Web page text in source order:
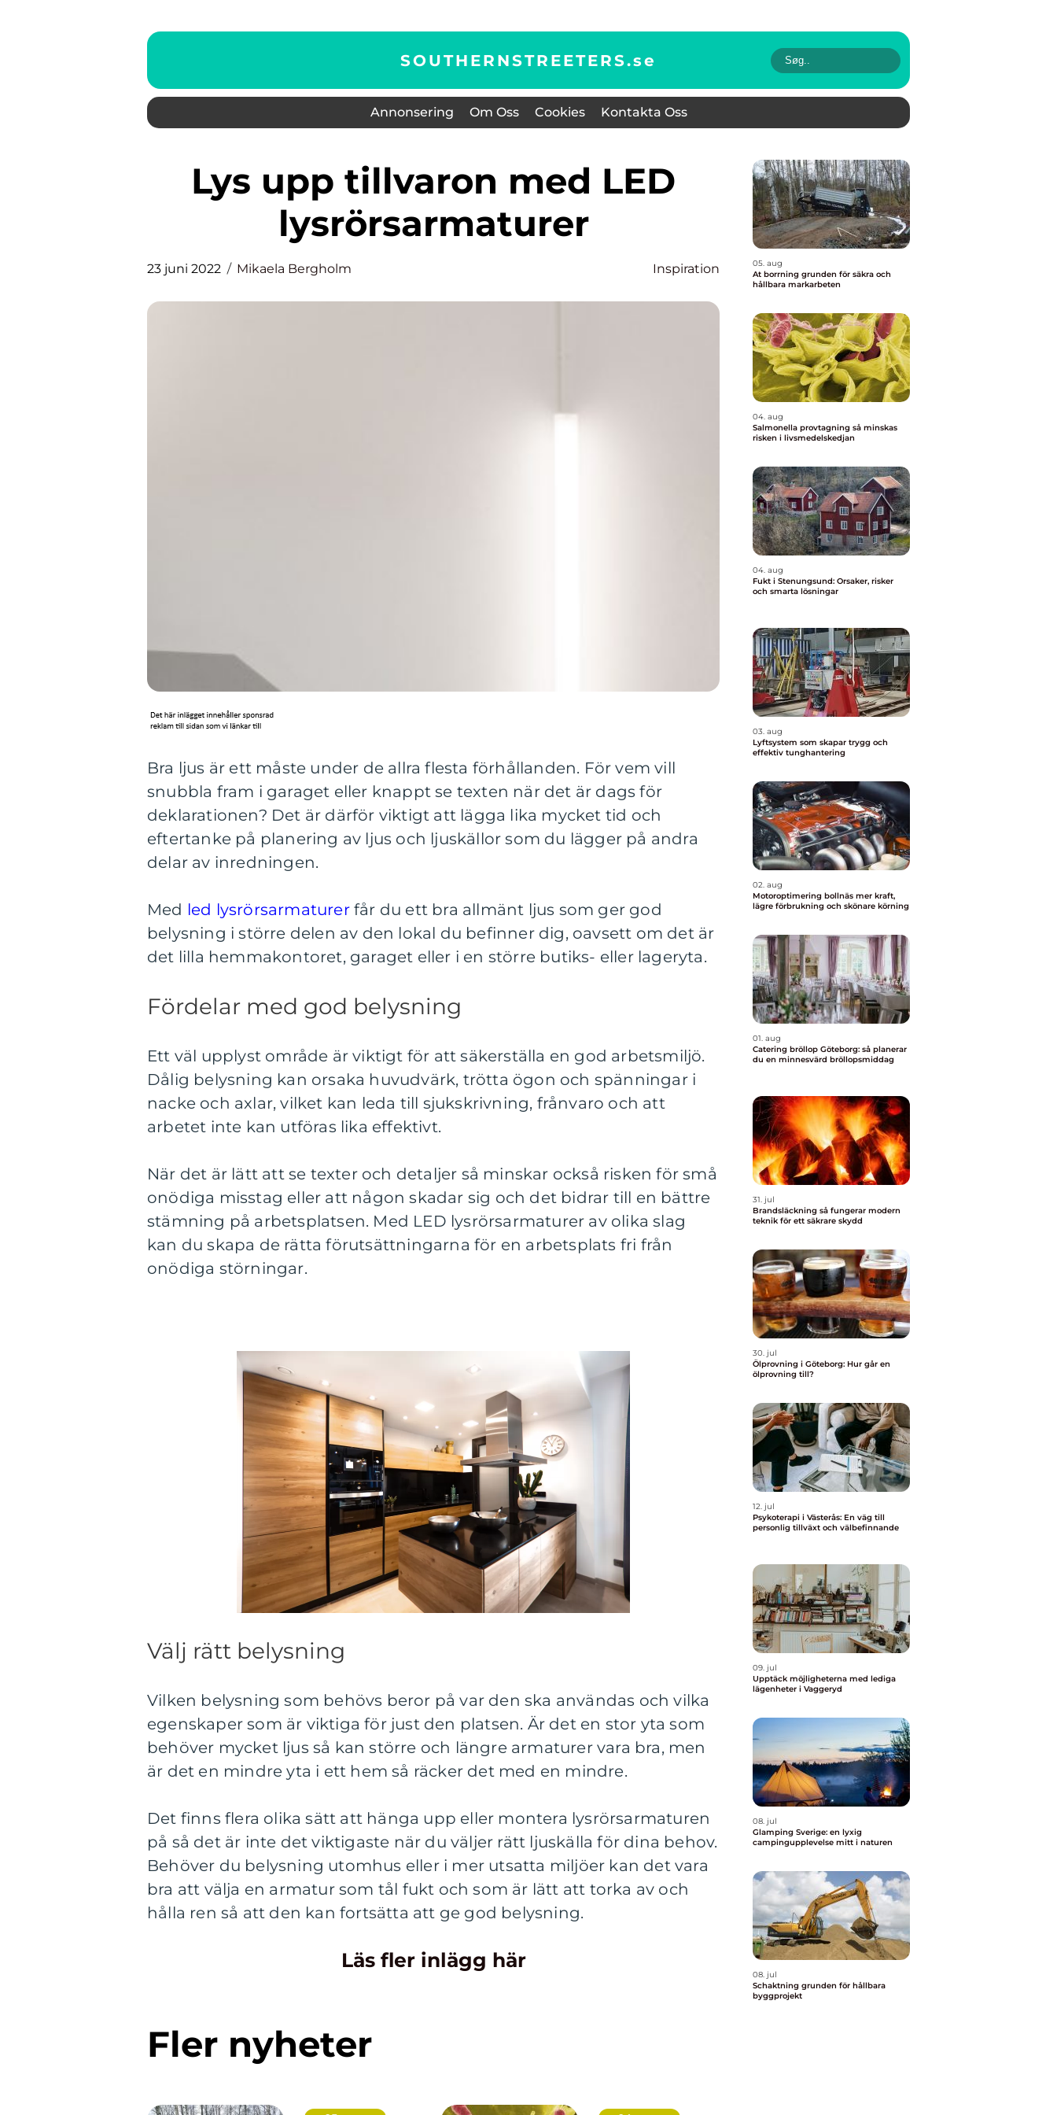
SOUTHERNSTREETERS.se
Annonsering Om Oss Cookies Kontakta Oss
Lys upp tillvaron med LED
lysrörsarmaturer
23 juni 2022 Mikaela Bergholm Inspiration
Bra ljus är ett måste under de allra flesta förhållanden. För vem vill
snubbla fram i garaget eller knappt se texten när det är dags för
deklarationen? Det är därför viktigt att lägga lika mycket tid och
eftertanke på planering av ljus och ljuskällor som du lägger på andra
delar av inredningen.
Med led lysrörsarmaturer får du ett bra allmänt ljus som ger god
belysning i större delen av den lokal du befinner dig, oavsett om det är
det lilla hemmakontoret, garaget eller i en större butiks- eller lageryta.
Fördelar med god belysning
Ett väl upplyst område är viktigt för att säkerställa en god arbetsmiljö.
Dålig belysning kan orsaka huvudvärk, trötta ögon och spänningar i
nacke och axlar, vilket kan leda till sjukskrivning, frånvaro och att
arbetet inte kan utföras lika effektivt.
När det är lätt att se texter och detaljer så minskar också risken för små
onödiga misstag eller att någon skadar sig och det bidrar till en bättre
stämning på arbetsplatsen. Med LED lysrörsarmaturer av olika slag
kan du skapa de rätta förutsättningarna för en arbetsplats fri från
onödiga störningar.
Välj rätt belysning
Vilken belysning som behövs beror på var den ska användas och vilka
egenskaper som är viktiga för just den platsen. Är det en stor yta som
behöver mycket ljus så kan större och längre armaturer vara bra, men
är det en mindre yta i ett hem så räcker det med en mindre.
Det finns flera olika sätt att hänga upp eller montera lysrörsarmaturen
på så det är inte det viktigaste när du väljer rätt ljuskälla för dina behov.
Behöver du belysning utomhus eller i mer utsatta miljöer kan det vara
bra att välja en armatur som tål fukt och som är lätt att torka av och
hålla ren så att den kan fortsätta att ge god belysning.
Läs fler inlägg här
Fler nyheter
05. aug
At borrning grunden för säkra och
hållbara markarbeten
04. aug
Salmonella provtagning så minskas
risken i livsmedelskedjan
04. aug
Fukt i Stenungsund: Orsaker, risker
och smarta lösningar
03. aug
Lyftsystem som skapar trygg och
effektiv tunghantering
02. aug
Motoroptimering bollnäs mer kraft,
lägre förbrukning och skönare körning
01. aug
Catering bröllop Göteborg: så planerar
du en minnesvärd bröllopsmiddag
31. jul
Brandsläckning så fungerar modern
teknik för ett säkrare skydd
30. jul
Ölprovning i Göteborg: Hur går en
ölprovning till?
12. jul
Psykoterapi i Västerås: En väg till
personlig tillväxt och välbefinnande
09. jul
Upptäck möjligheterna med lediga
lägenheter i Vaggeryd
08. jul
Glamping Sverige: en lyxig
campingupplevelse mitt i naturen
08. jul
Schaktning grunden för hållbara
byggprojekt